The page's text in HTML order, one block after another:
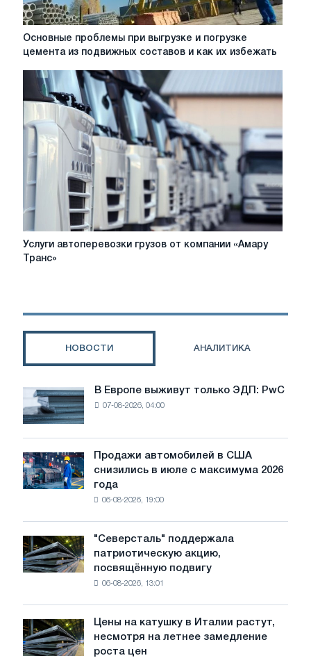
Основные
выгрузке
погрузке
цемента
подвижных
составов
их
избежать
Основные проблемы при выгрузке и погрузке
цемента из подвижных составов и как их избежать
Услуги
автоперевозки
«Амару
Услуги автоперевозки грузов от компании «Амару
Транс»
НОВОСТИ АНАЛИТИКА
Европе
выживут
только
ЭДП:
PwC
В Европе выживут только ЭДП: PwC
07-08-2026, 04:00
Продажи
автомобилей
в
июле
с
максимума
года
Продажи автомобилей в США
снизились в июле с максимума 2026
года
06-08-2026, 19:00
"Северсталь"
поддержала
патриотическую
советской
авиации
"Северсталь" поддержала
патриотическую акцию,
посвящённую подвигу
06-08-2026, 13:01
Цены
на
катушку
Цены на катушку в Италии растут,
несмотря на летнее замедление
роста цен